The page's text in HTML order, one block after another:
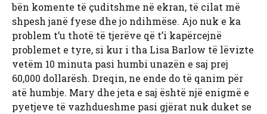
bën komente të çuditshme në ekran, të cilat më
shpesh janë fyese dhe jo ndihmëse. Ajo nuk e ka
problem t’u thotë të tjerëve që t’i kapërcejnë
problemet e tyre, si kur i tha Lisa Barlow të lëvizte
vetëm 10 minuta pasi humbi unazën e saj prej
60,000 dollarësh. Dreqin, ne ende do të qanim për
atë humbje. Mary dhe jeta e saj është një enigmë e
pyetjeve të vazhdueshme pasi gjërat nuk duket se